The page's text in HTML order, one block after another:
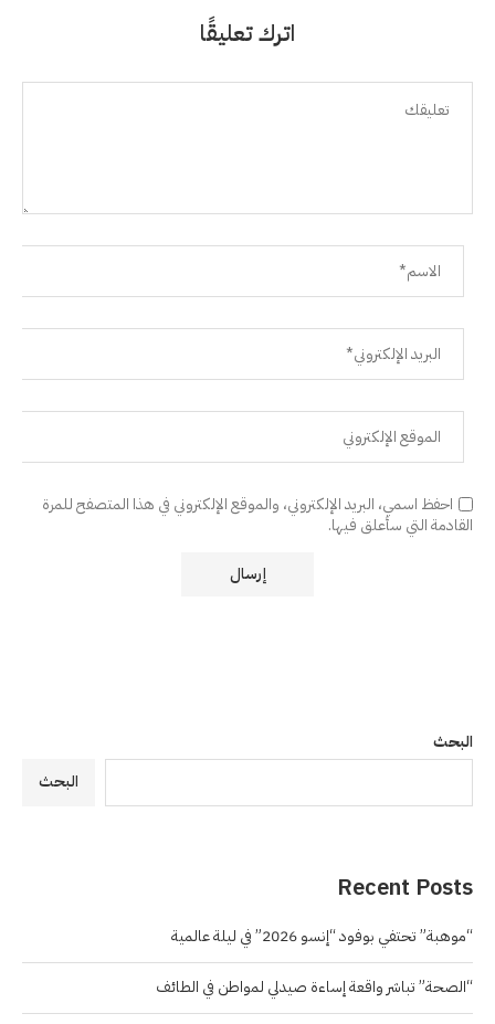
اترك تعليقًا
احفظ اسمي، البريد الإلكتروني، والموقع الإلكتروني في هذا المتصفح للمرة
القادمة التي سأعلق فيها.
البحث
البحث
Recent Posts
“موهبة” تحتفي بوفود “إنسو 2026” في ليلة عالمية
“الصحة” تباشر واقعة إساءة صيدلي لمواطن في الطائف